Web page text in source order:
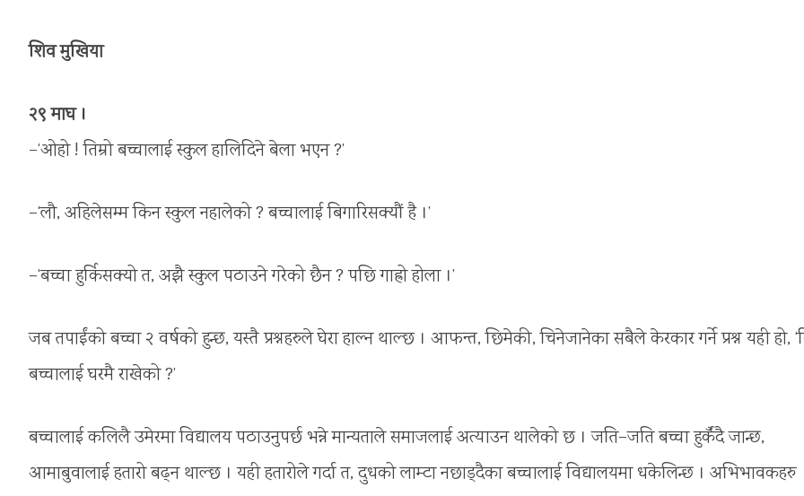
शिव मुखिया
२९ माघ ।
–‘ओहो ! तिम्रो बच्चालाई स्कुल हालिदिने बेला भएन ?’
–‘लौ, अहिलेसम्म किन स्कुल नहालेको ? बच्चालाई बिगारिसक्यौं है ।’
–‘बच्चा हुर्किसक्यो त, अझै स्कुल पठाउने गरेको छैन ? पछि गाह्रो होला ।’
जब तपाईंको बच्चा २ वर्षको हुन्छ, यस्तै प्रश्नहरुले घेरा हाल्न थाल्छ । आफन्त, छिमेकी, चिनेजानेका सबैले केरकार गर्ने प्रश्न यही हो,
बच्चालाई घरमै राखेको ?’
बच्चालाई कलिलै उमेरमा विद्यालय पठाउनुपर्छ भन्ने मान्यताले समाजलाई अत्याउन थालेको छ । जति–जति बच्चा हुर्कँदै जान्छ,
आमाबुवालाई हतारो बढ्न थाल्छ । यही हतारोले गर्दा त, दुधको लाम्टा नछाड्दैका बच्चालाई विद्यालयमा धकेलिन्छ । अभिभावकहरु